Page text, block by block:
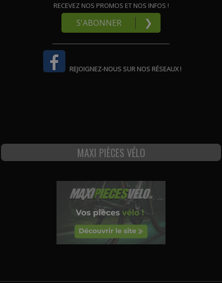
RECEVEZ NOS PROMOS ET NOS INFOS !
S'ABONNER ❯
REJOIGNEZ-NOUS SUR NOS RÉSEAUX !
MAXI PIÈCES VÉLO